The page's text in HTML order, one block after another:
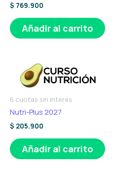
$ 769.900
Añadir al carrito
6 cuotas sin interés
Nutri-Plus 2027
$ 205.900
Añadir al carrito